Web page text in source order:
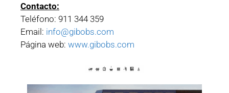
Contacto:
Teléfono: 911 344 359
Email: info@gibobs.com
Página web: www.gibobs.com